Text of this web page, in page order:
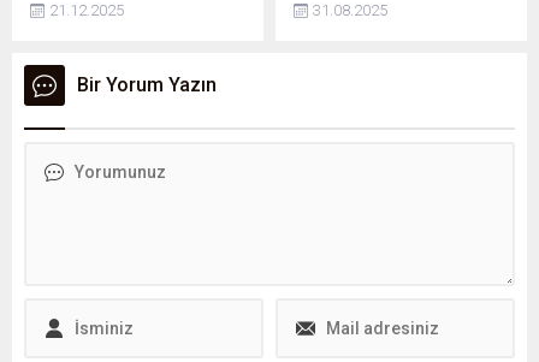
Başkanı Donald Trump’ın
tek bir geri adım, 2026–
2027 döneminde küresel
çekebilir.
21.12.2025
"2025 yılı bahar döneminde
31.08.2025
Bir Yorum Yazın